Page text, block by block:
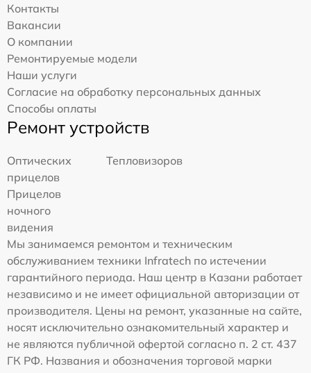
Контакты
Вакансии
О компании
Ремонтируемые модели
Наши услуги
Согласие на обработку персональных данных
Способы оплаты
Ремонт устройств
Оптических
прицелов
Тепловизоров
Прицелов
ночного
видения
Мы занимаемся ремонтом и техническим
обслуживанием техники Infratech по истечении
гарантийного периода. Наш центр в Казани работает
независимо и не имеет официальной авторизации от
производителя. Цены на ремонт, указанные на сайте,
носят исключительно ознакомительный характер и
не являются публичной офертой согласно п. 2 ст. 437
ГК РФ. Названия и обозначения торговой марки